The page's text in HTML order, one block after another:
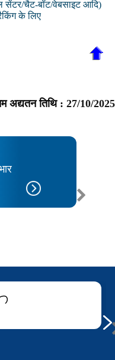
चैट-बॉट/वेबसाइट आदि)
के लिए
अद्यतन तिथि : 27/10/2025